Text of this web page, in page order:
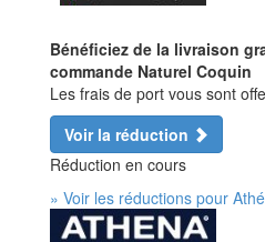
Bénéficiez de la livraison
commande Naturel Coquin
Les frais de port vous sont
Voir la réduction
Réduction en cours
» Voir les réductions pour